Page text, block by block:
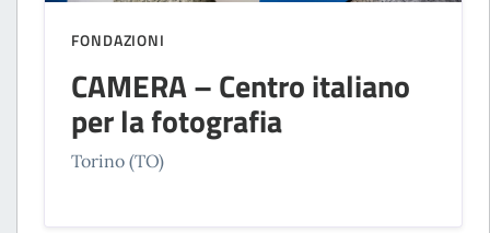
FONDAZIONI
CAMERA – Centro italiano
per la fotografia
Torino (TO)